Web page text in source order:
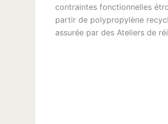
contraintes fonctionnelles
partir de polypropylène
assurée par des Ateliers de